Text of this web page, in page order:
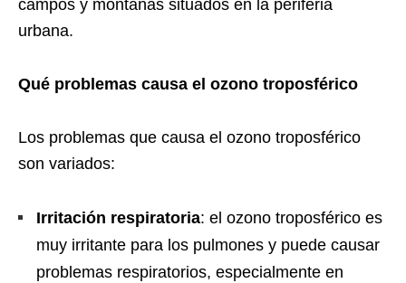
campos y montañas situados en la periferia
urbana.
Qué problemas causa el ozono troposférico
Los problemas que causa el ozono troposférico
son variados:
Irritación respiratoria: el ozono troposférico es
muy irritante para los pulmones y puede causar
problemas respiratorios, especialmente en